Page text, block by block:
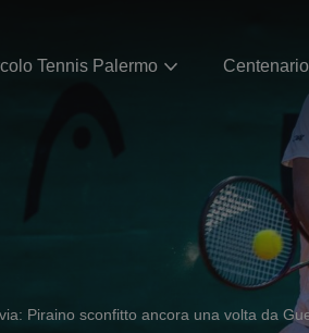
Tennis Palermo Centenario
Piraino sconfitto ancora una volta da